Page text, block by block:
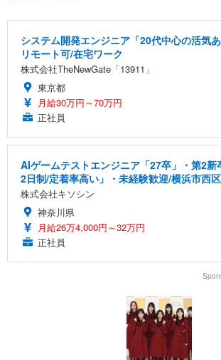
システム開発エンジニア「20代中心の活気
リモート可/在宅ワーク
株式会社TheNewGate「13911」
東京都
月給30万円～70万円
正社員
AIゲームテストエンジニア「27卒」・第2新
2日制/定着率高い」・未経験歓迎/横浜市西
株式会社キソシン
神奈川県
月給26万4,000円～32万円
正社員